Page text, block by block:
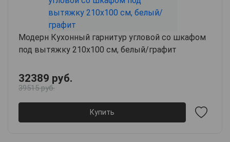
Модерн Кухонный гарнитур угловой со шкафом
под вытяжку 210х100 см, белый/графит
32389 руб.
39515 руб.
Купить